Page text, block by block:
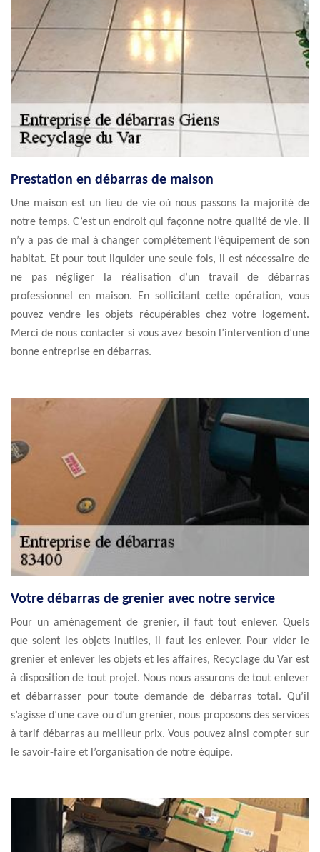
Prestation en débarras de maison
Une maison est un lieu de vie où nous passons la majorité de
notre temps. C’est un endroit qui façonne notre qualité de vie. Il
n’y a pas de mal à changer complètement l’équipement de son
habitat. Et pour tout liquider une seule fois, il est nécessaire de
ne pas négliger la réalisation d’un travail de débarras
professionnel en maison. En sollicitant cette opération, vous
pouvez vendre les objets récupérables chez votre logement.
Merci de nous contacter si vous avez besoin l’intervention d’une
bonne entreprise en débarras.
Votre débarras de grenier avec notre service
Pour un aménagement de grenier, il faut tout enlever. Quels
que soient les objets inutiles, il faut les enlever. Pour vider le
grenier et enlever les objets et les affaires, Recyclage du Var est
à disposition de tout projet. Nous nous assurons de tout enlever
et débarrasser pour toute demande de débarras total. Qu’il
s’agisse d’une cave ou d’un grenier, nous proposons des services
à tarif débarras au meilleur prix. Vous pouvez ainsi compter sur
le savoir-faire et l’organisation de notre équipe.